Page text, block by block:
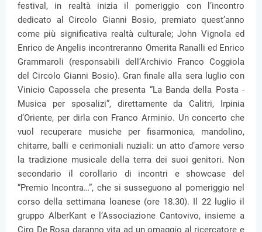
festival, in realtà inizia il pomeriggio con l’incontro
dedicato al Circolo Gianni Bosio, premiato quest’anno
come più significativa realtà culturale; John Vignola ed
Enrico de Angelis incontreranno Omerita Ranalli ed Enrico
Grammaroli (responsabili dell’Archivio Franco Coggiola
del Circolo Gianni Bosio). Gran finale alla sera luglio con
Vinicio Capossela che presenta “La Banda della Posta -
Musica per sposalizi”, direttamente da Calitri, Irpinia
d’Oriente, per dirla con Franco Arminio. Un concerto che
vuol recuperare musiche per fisarmonica, mandolino,
chitarre, balli e cerimoniali nuziali: un atto d’amore verso
la tradizione musicale della terra dei suoi genitori. Non
secondario il corollario di incontri e showcase del
“Premio Incontra…”, che si susseguono al pomeriggio nel
corso della settimana loanese (ore 18.30). Il 22 luglio il
gruppo AlberKant e l’Associazione Cantovivo, insieme a